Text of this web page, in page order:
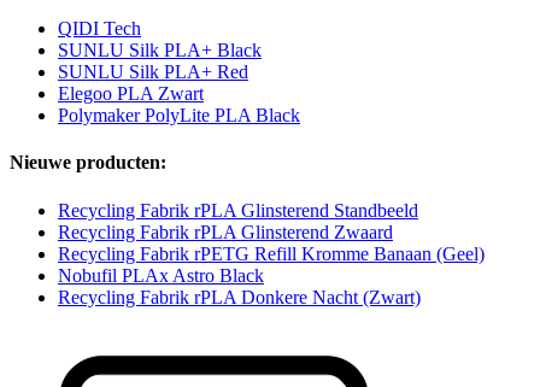
QIDI Tech
SUNLU Silk PLA+ Black
SUNLU Silk PLA+ Red
Elegoo PLA Zwart
Polymaker PolyLite PLA Black
Nieuwe producten:
Recycling Fabrik rPLA Glinsterend Standbeeld
Recycling Fabrik rPLA Glinsterend Zwaard
Recycling Fabrik rPETG Refill Kromme Banaan (Geel)
Nobufil PLAx Astro Black
Recycling Fabrik rPLA Donkere Nacht (Zwart)